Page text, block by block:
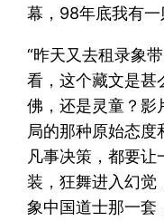
幕，98年底我有一
“昨天又去租录象
看，这个藏文是甚
佛，还是灵童？影
局的那种原始态度
凡事决策，都要
装，狂舞进入幻觉
象中国道士那一套